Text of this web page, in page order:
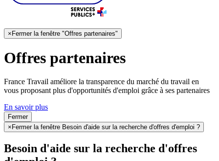
×Fermer la fenêtre "Offres partenaires"
Offres partenaires
France Travail améliore la transparence du marché du travail en
vous proposant plus d'opportunités d'emploi grâce à ses partenaires
En savoir plus
Fermer
× Fermer la fenêtre Besoin d'aide sur la recherche d'offres d'emploi ?
Besoin d'aide sur la recherche d'offres